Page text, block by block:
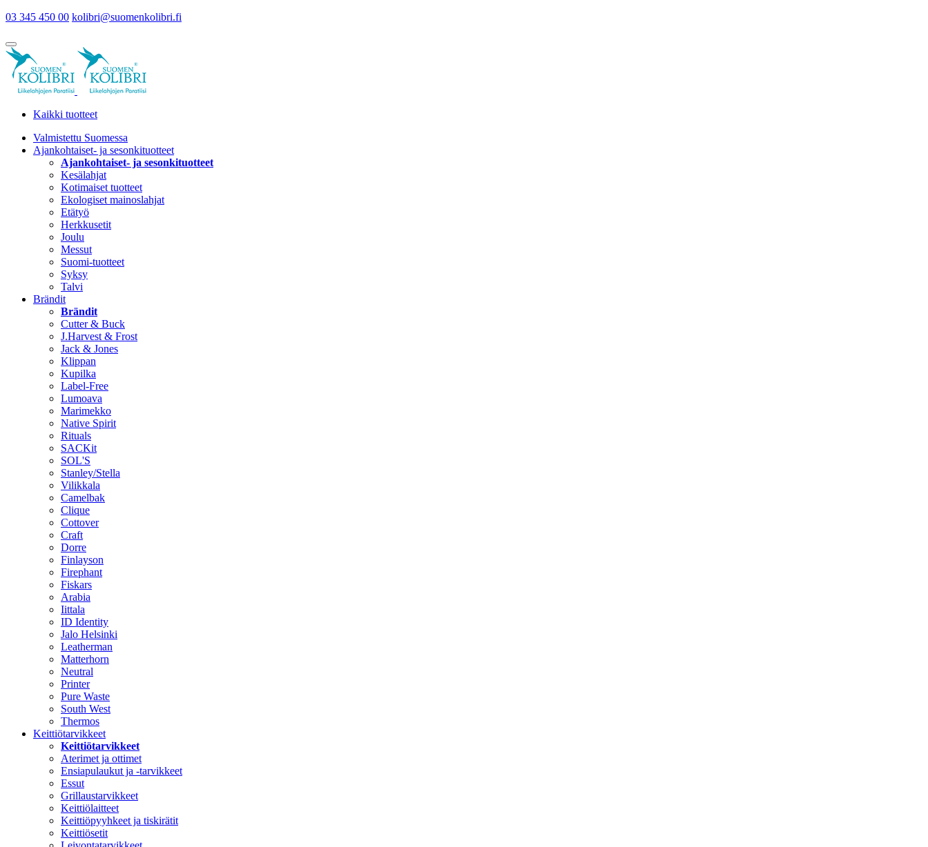
03 345 450 00 kolibri@suomenkolibri.fi
Kaikki tuotteet
Valmistettu Suomessa
Ajankohtaiset- ja sesonkituotteet
Ajankohtaiset- ja sesonkituotteet
Kesälahjat
Kotimaiset tuotteet
Ekologiset mainoslahjat
Etätyö
Herkkusetit
Joulu
Messut
Suomi-tuotteet
Syksy
Talvi
Brändit
Brändit
Cutter & Buck
J.Harvest & Frost
Jack & Jones
Klippan
Kupilka
Label-Free
Lumoava
Marimekko
Native Spirit
Rituals
SACKit
SOL'S
Stanley/Stella
Vilikkala
Camelbak
Clique
Cottover
Craft
Dorre
Finlayson
Firephant
Fiskars
Arabia
Iittala
ID Identity
Jalo Helsinki
Leatherman
Matterhorn
Neutral
Printer
Pure Waste
South West
Thermos
Keittiötarvikkeet
Keittiötarvikkeet
Aterimet ja ottimet
Ensiapulaukut ja -tarvikkeet
Essut
Grillaustarvikkeet
Keittiölaitteet
Keittiöpyyhkeet ja tiskirätit
Keittiösetit